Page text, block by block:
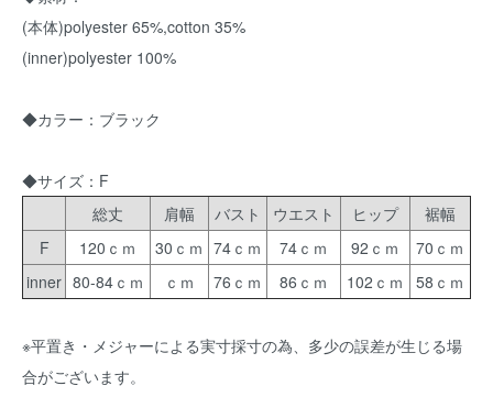
(本体)polyester 65%,cotton 35%
(inner)polyester 100%
◆カラー：ブラック
◆サイズ：F
総丈
肩幅 バスト ウエスト ヒップ
裾幅
F
120ｃｍ 30ｃｍ 74ｃｍ 74ｃｍ 92ｃｍ
70ｃｍ
inner 80-84ｃｍ ｃｍ 76ｃｍ 86ｃｍ 102ｃｍ 58ｃｍ
※平置き・メジャーによる実寸採寸の為、多少の誤差が生じる場
合がございます。